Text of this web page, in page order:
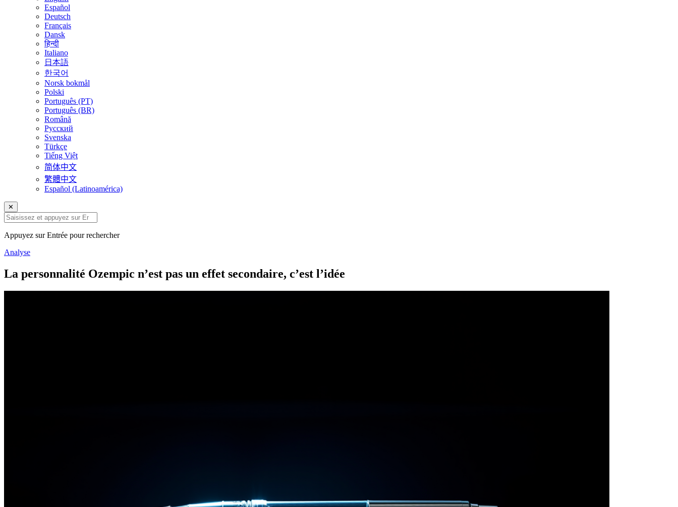
Español
Deutsch
Français
Dansk
हिन्दी
Italiano
日本語
한국어
Norsk bokmål
Polski
Português (PT)
Português (BR)
Română
Русский
Svenska
Türkçe
Tiếng Việt
简体中文
繁體中文
Español (Latinoamérica)
✕
Appuyez sur Entrée pour rechercher
Analyse
La personnalité Ozempic n’est pas un effet secondaire, c’est l’idée